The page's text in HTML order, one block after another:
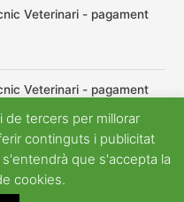
Veterinari - pagament
Veterinari - pagament
de tercers per millorar
continguts i publicitat
que s'accepta la
cookies.